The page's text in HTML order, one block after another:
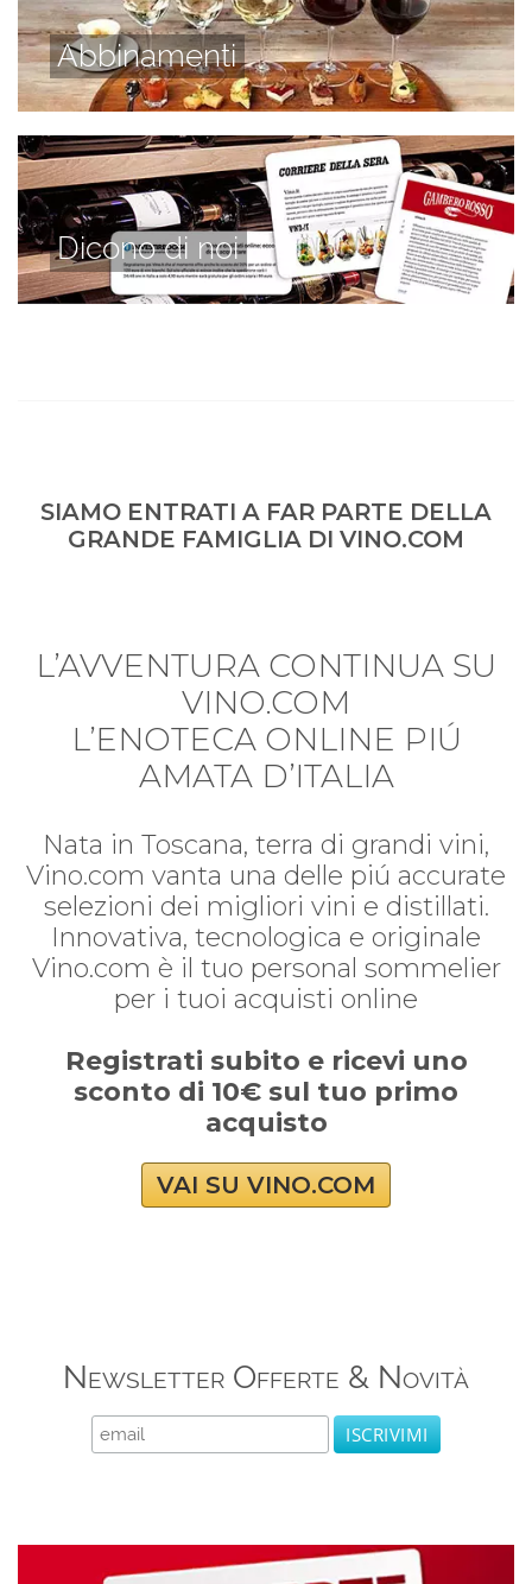
Abbinamenti
Dicono di noi
SIAMO ENTRATI A FAR PARTE DELLA
GRANDE FAMIGLIA DI VINO.COM
L’AVVENTURA CONTINUA SU
VINO.COM
L’ENOTECA ONLINE PIÚ
AMATA D’ITALIA
Nata in Toscana, terra di grandi vini,
Vino.com vanta una delle piú accurate
selezioni dei migliori vini e distillati.
Innovativa, tecnologica e originale
Vino.com è il tuo personal sommelier
per i tuoi acquisti online
Registrati subito e ricevi uno
sconto di 10€ sul tuo primo
acquisto
VAI SU VINO.COM
Newsletter Offerte & Novità